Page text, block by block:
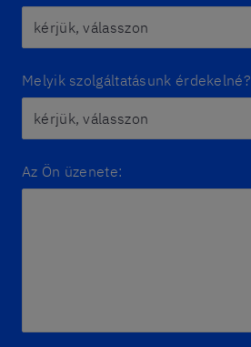
Melyik szolgáltatásunk érdekelné?
Az Ön üzenete: